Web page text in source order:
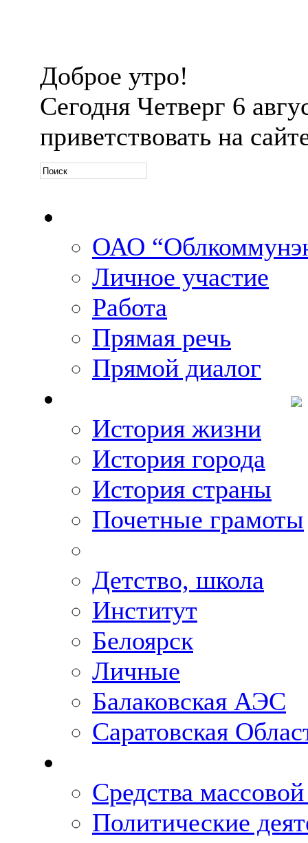
Доброе утро!
Сегодня Четверг 6
приветствовать на
ОАО
Личное участие
Работа
Прямая речь
Прямой диалог
История жизни
История города
История страны
Почетные грамоты
Детство, школа
Институт
Белоярск
Личные
Балаковская АЭС
Саратовская
Средства
Политические